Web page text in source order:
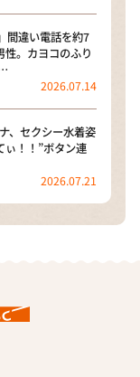
間違い電話を約7
。カヨコのふり
2026.07.14
、セクシー水着姿
ぃ！！”ボタン連
2026.07.21